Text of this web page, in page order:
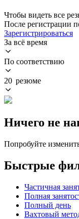
Чтобы видеть все
После регистрации
Зарегистрироваться
За всё время
По соответствию
20 резюме
Ничего не
Попробуйте
Быстрые
Частичная
Полная
Полный день
Вахтовый